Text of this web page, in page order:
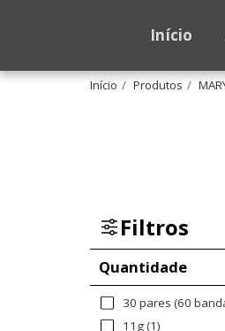
Início
Início Produtos
Filtros
Quantidade
30 pares (60
11g(1)